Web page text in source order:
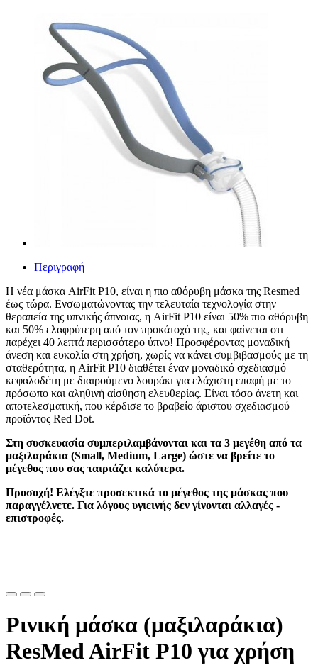
Περιγραφή
Η νέα μάσκα AirFit P10, είναι η πιο αθόρυβη μάσκα της Resmed
έως τώρα. Ενσωματώνοντας την τελευταία τεχνολογία στην
θεραπεία της υπνικής άπνοιας, η AirFit P10 είναι 50% πιο αθόρυβη
και 50% ελαφρύτερη από τον προκάτοχό της, και φαίνεται οτι
παρέχει 40 λεπτά περισσότερο ύπνο! Προσφέροντας μοναδική
άνεση και ευκολία στη χρήση, χωρίς να κάνει συμβιβασμούς με τη
σταθερότητα, η AirFit P10 διαθέτει έναν μοναδικό σχεδιασμό
κεφαλοδέτη με διαιρούμενο λουράκι για ελάχιστη επαφή με το
πρόσωπο και αληθινή αίσθηση ελευθερίας. Είναι τόσο άνετη και
αποτελεσματική, που κέρδισε το βραβείο άριστου σχεδιασμού
προϊόντος Red Dot.
Στη συσκευασία συμπεριλαμβάνονται και τα 3 μεγέθη από τα
μαξιλαράκια (Small, Medium, Large) ώστε να βρείτε το
μέγεθος που σας ταιριάζει καλύτερα.
Προσοχή! Ελέγξτε προσεκτικά το μέγεθος της μάσκας που
παραγγέλνετε. Για λόγους υγιεινής δεν γίνονται αλλαγές -
επιστροφές.
Ρινική μάσκα (μαξιλαράκια)
ResMed AirFit P10 για χρήση